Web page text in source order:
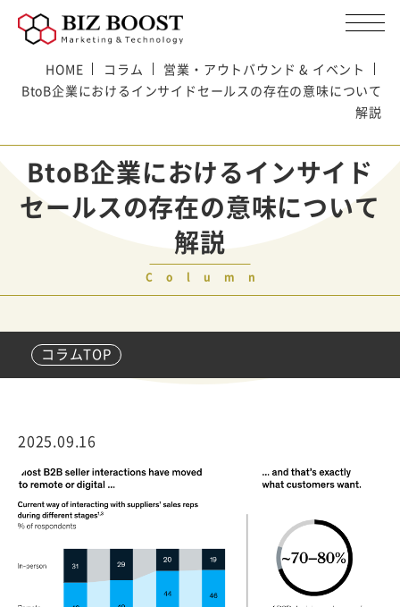
HOME コラム
営業・アウトバウンド & イベント
BtoB企業におけるインサイドセールスの存在の意味について
解説
BtoB企業におけるインサイド
セールスの存在の意味について
解説
Column
コラムTOP
2025.09.16